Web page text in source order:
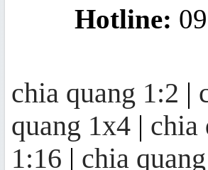
Bộ thu quang FTTH OR20 | mini
node OR20
Hotline:
chia quang 1:2 |
quang 1x4 | chia
1:16 | chia